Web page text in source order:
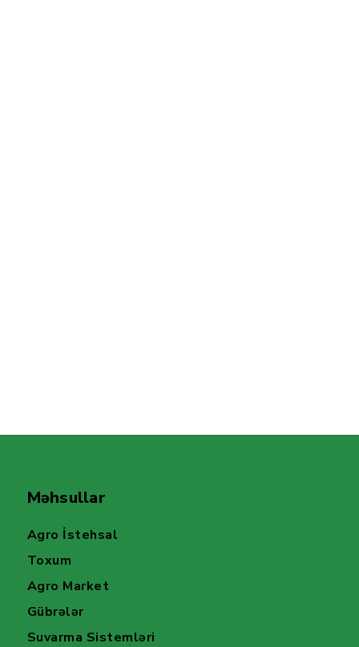
Məhsullar
Agro İstehsal
Toxum
Agro Market
Gübrələr
Suvarma Sistemləri